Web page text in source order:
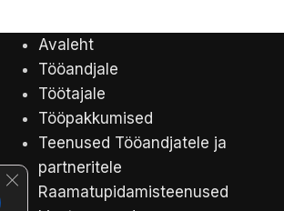
Avaleht
Tööandjale
Töötajale
Tööpakkumised
Teenused Tööandjatele ja
partneritele
Raamatupidamisteenused
Close GDPR Cookie Banner